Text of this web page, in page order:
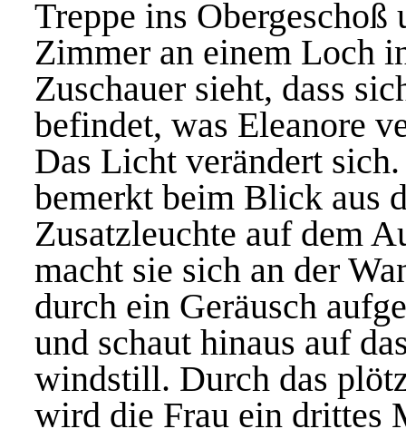
Treppe ins
Zimmer an einem Loch
Zuschauer sieht, dass
befindet, was Eleanore
Das Licht verändert
bemerkt beim Blick aus
Zusatzleuchte auf dem
macht sie sich an der
durch ein Geräusch
und schaut hinaus auf
windstill. Durch das
wird die Frau ein drittes